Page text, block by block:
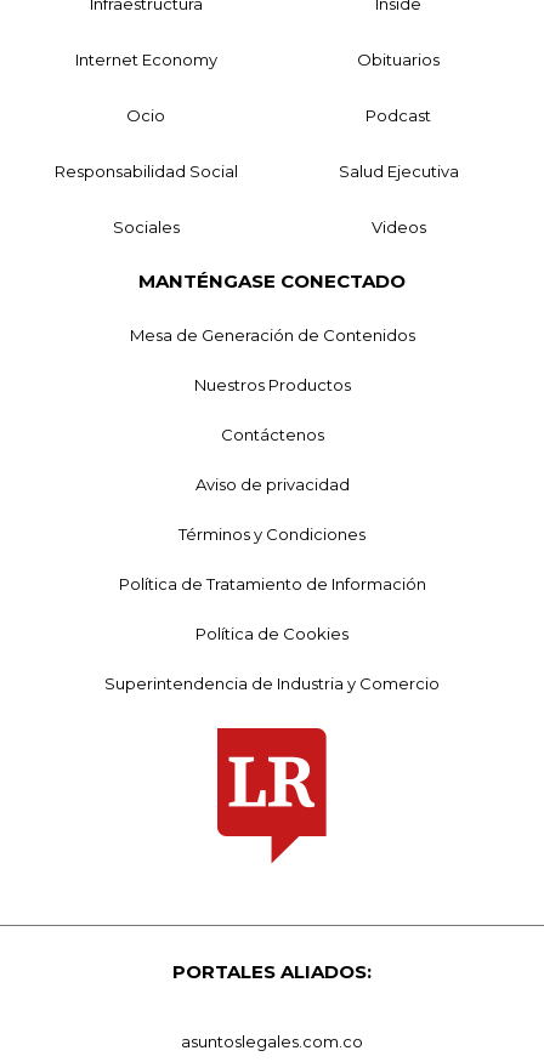
Internet Economy Obituarios
Ocio Podcast
Responsabilidad Social Salud Ejecutiva
Sociales Videos
MANTÉNGASE CONECTADO
Mesa de Generación de Contenidos
Nuestros Productos
Contáctenos
Aviso de privacidad
Términos y Condiciones
Política de Tratamiento de Información
Política de Cookies
Superintendencia de Industria y Comercio
PORTALES ALIADOS:
asuntoslegales.com.co